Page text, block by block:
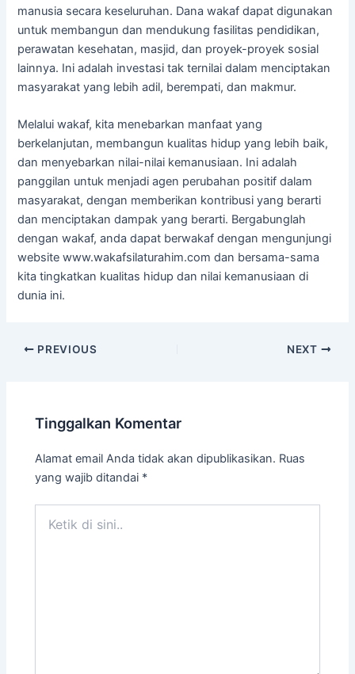
manusia secara keseluruhan. Dana wakaf dapat digunakan
untuk membangun dan mendukung fasilitas pendidikan,
perawatan kesehatan, masjid, dan proyek-proyek sosial
lainnya. Ini adalah investasi tak ternilai dalam menciptakan
masyarakat yang lebih adil, berempati, dan makmur.
Melalui wakaf, kita menebarkan manfaat yang
berkelanjutan, membangun kualitas hidup yang lebih baik,
dan menyebarkan nilai-nilai kemanusiaan. Ini adalah
panggilan untuk menjadi agen perubahan positif dalam
masyarakat, dengan memberikan kontribusi yang berarti
dan menciptakan dampak yang berarti. Bergabunglah
dengan wakaf, anda dapat berwakaf dengan mengunjungi
website www.wakafsilaturahim.com dan bersama-sama
kita tingkatkan kualitas hidup dan nilai kemanusiaan di
dunia ini.
PREVIOUS NEXT
Tinggalkan Komentar
Alamat email Anda tidak akan dipublikasikan. Ruas
yang wajib ditandai *